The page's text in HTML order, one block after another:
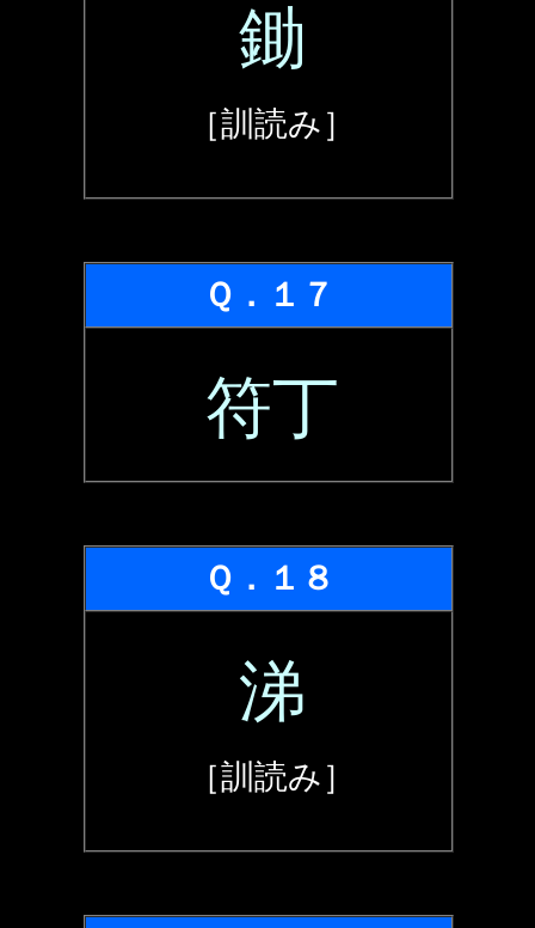
鋤
［訓読み］
Ｑ．１７
符丁
Ｑ．１８
涕
［訓読み］